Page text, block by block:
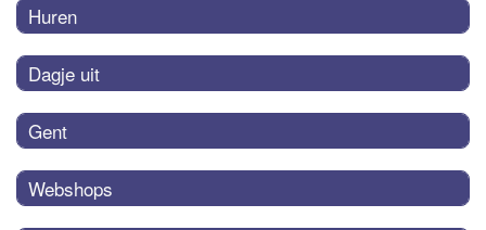
Huren
Dagje uit
Gent
Webshops